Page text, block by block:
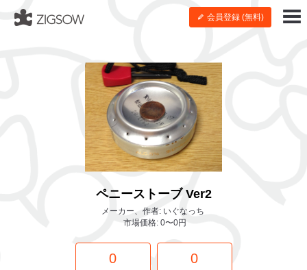
会員登録 (無料)
ペニーストーブ Ver2
メーカー、作者: いぐなっち
市場価格: 0〜0円
0 0